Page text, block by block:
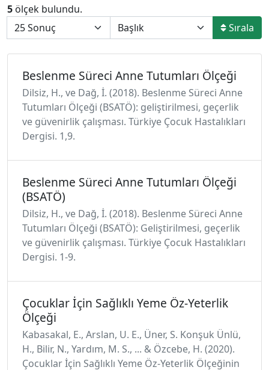
5 ölçek bulundu.
Sırala
Beslenme Süreci Anne Tutumları Ölçeği
Dilsiz, H., ve Dağ, İ. (2018). Beslenme Süreci Anne
Tutumları Ölçeği (BSATÖ): geliştirilmesi, geçerlik
ve güvenirlik çalışması. Türkiye Çocuk Hastalıkları
Dergisi. 1,9.
Beslenme Süreci Anne Tutumları Ölçeği
(BSATÖ)
Dilsiz, H., ve Dağ, İ. (2018). Beslenme Süreci Anne
Tutumları Ölçeği (BSATÖ): Geliştirilmesi, geçerlik
ve güvenirlik çalışması. Türkiye Çocuk Hastalıkları
Dergisi. 1-9.
Çocuklar İçin Sağlıklı Yeme Öz-Yeterlik
Ölçeği
Kabasakal, E., Arslan, U. E., Üner, S. Konşuk Ünlü,
H., Bilir, N., Yardım, M. S., ... & Özcebe, H. (2020).
Çocuklar İçin Sağlıklı Yeme Öz-Yeterlik Ölçeğinin